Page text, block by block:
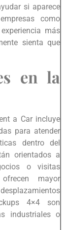
si aparece
como
más
sienta que
en la
a Car incluye
para atender
dentro del
orientados a
o visitas
mayor
4×4 son
industriales o